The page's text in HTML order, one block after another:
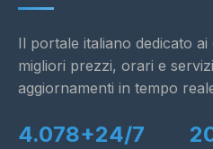
Il portale italiano dedicato
migliori prezzi, orari e
aggiornamenti in tempo
4.078+24/7